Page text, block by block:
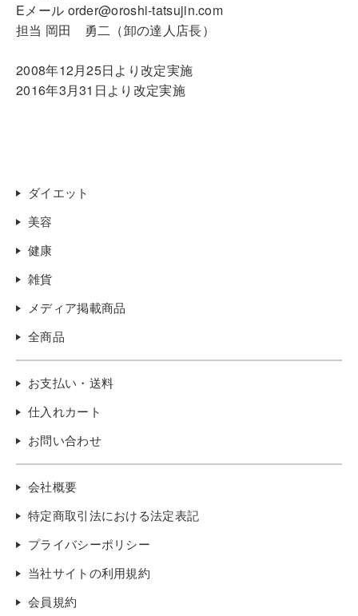
Eメール order@oroshi-tatsujin.com
担当 岡田 勇二（卸の達人店長）
2008年12月25日より改定実施
2016年3月31日より改定実施
ダイエット
美容
健康
雑貨
メディア掲載商品
全商品
お支払い・送料
仕入れカート
お問い合わせ
会社概要
特定商取引法における法定表記
プライバシーポリシー
当社サイトの利用規約
会員規約